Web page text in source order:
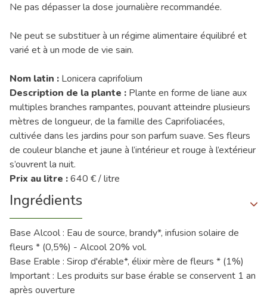
Ne pas dépasser la dose journalière recommandée.
Ne peut se substituer à un régime alimentaire équilibré et
varié et à un mode de vie sain.
Nom latin : Lonicera caprifolium
Description de la plante : Plante en forme de liane aux
multiples branches rampantes, pouvant atteindre plusieurs
mètres de longueur, de la famille des Caprifoliacées,
cultivée dans les jardins pour son parfum suave. Ses fleurs
de couleur blanche et jaune à l’intérieur et rouge à l’extérieur
s’ouvrent la nuit.
Prix au litre :640 € / litre
Ingrédients
Base Alcool : Eau de source, brandy*, infusion solaire de
fleurs * (0,5%) - Alcool 20% vol.
Base Erable : Sirop d'érable*, élixir mère de fleurs * (1%)
Important : Les produits sur base érable se conservent 1 an
après ouverture